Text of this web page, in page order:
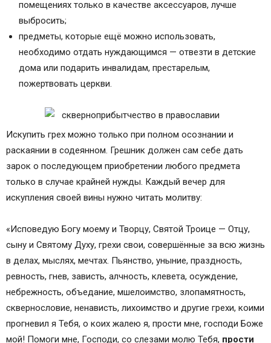
помещениях только в качестве аксессуаров, лучше
выбросить;
предметы, которые ещё можно использовать,
необходимо отдать нуждающимся — отвезти в детские
дома или подарить инвалидам, престарелым,
пожертвовать церкви.
Искупить грех можно только при полном осознании и
раскаянии в содеянном. Грешник должен сам себе дать
зарок о последующем приобретении любого предмета
только в случае крайней нужды. Каждый вечер для
искупления своей вины нужно читать молитву:
«Исповедую Богу моему и Творцу, Святой Троице — Отцу,
сыну и Святому Духу, грехи свои, совершённые за всю жизнь
в делах, мыслях, мечтах. Пьянство, уныние, праздность,
ревность, гнев, зависть, алчность, клевета, осуждение,
небрежность, объедание, мшелоимство, злопамятность,
сквернословие, ненависть, лихоимство и другие грехи, коими
прогневил я Тебя, о коих жалею я, прости мне, господи Боже
мой! Помоги мне, Господи, со слезами молю Тебя, прости